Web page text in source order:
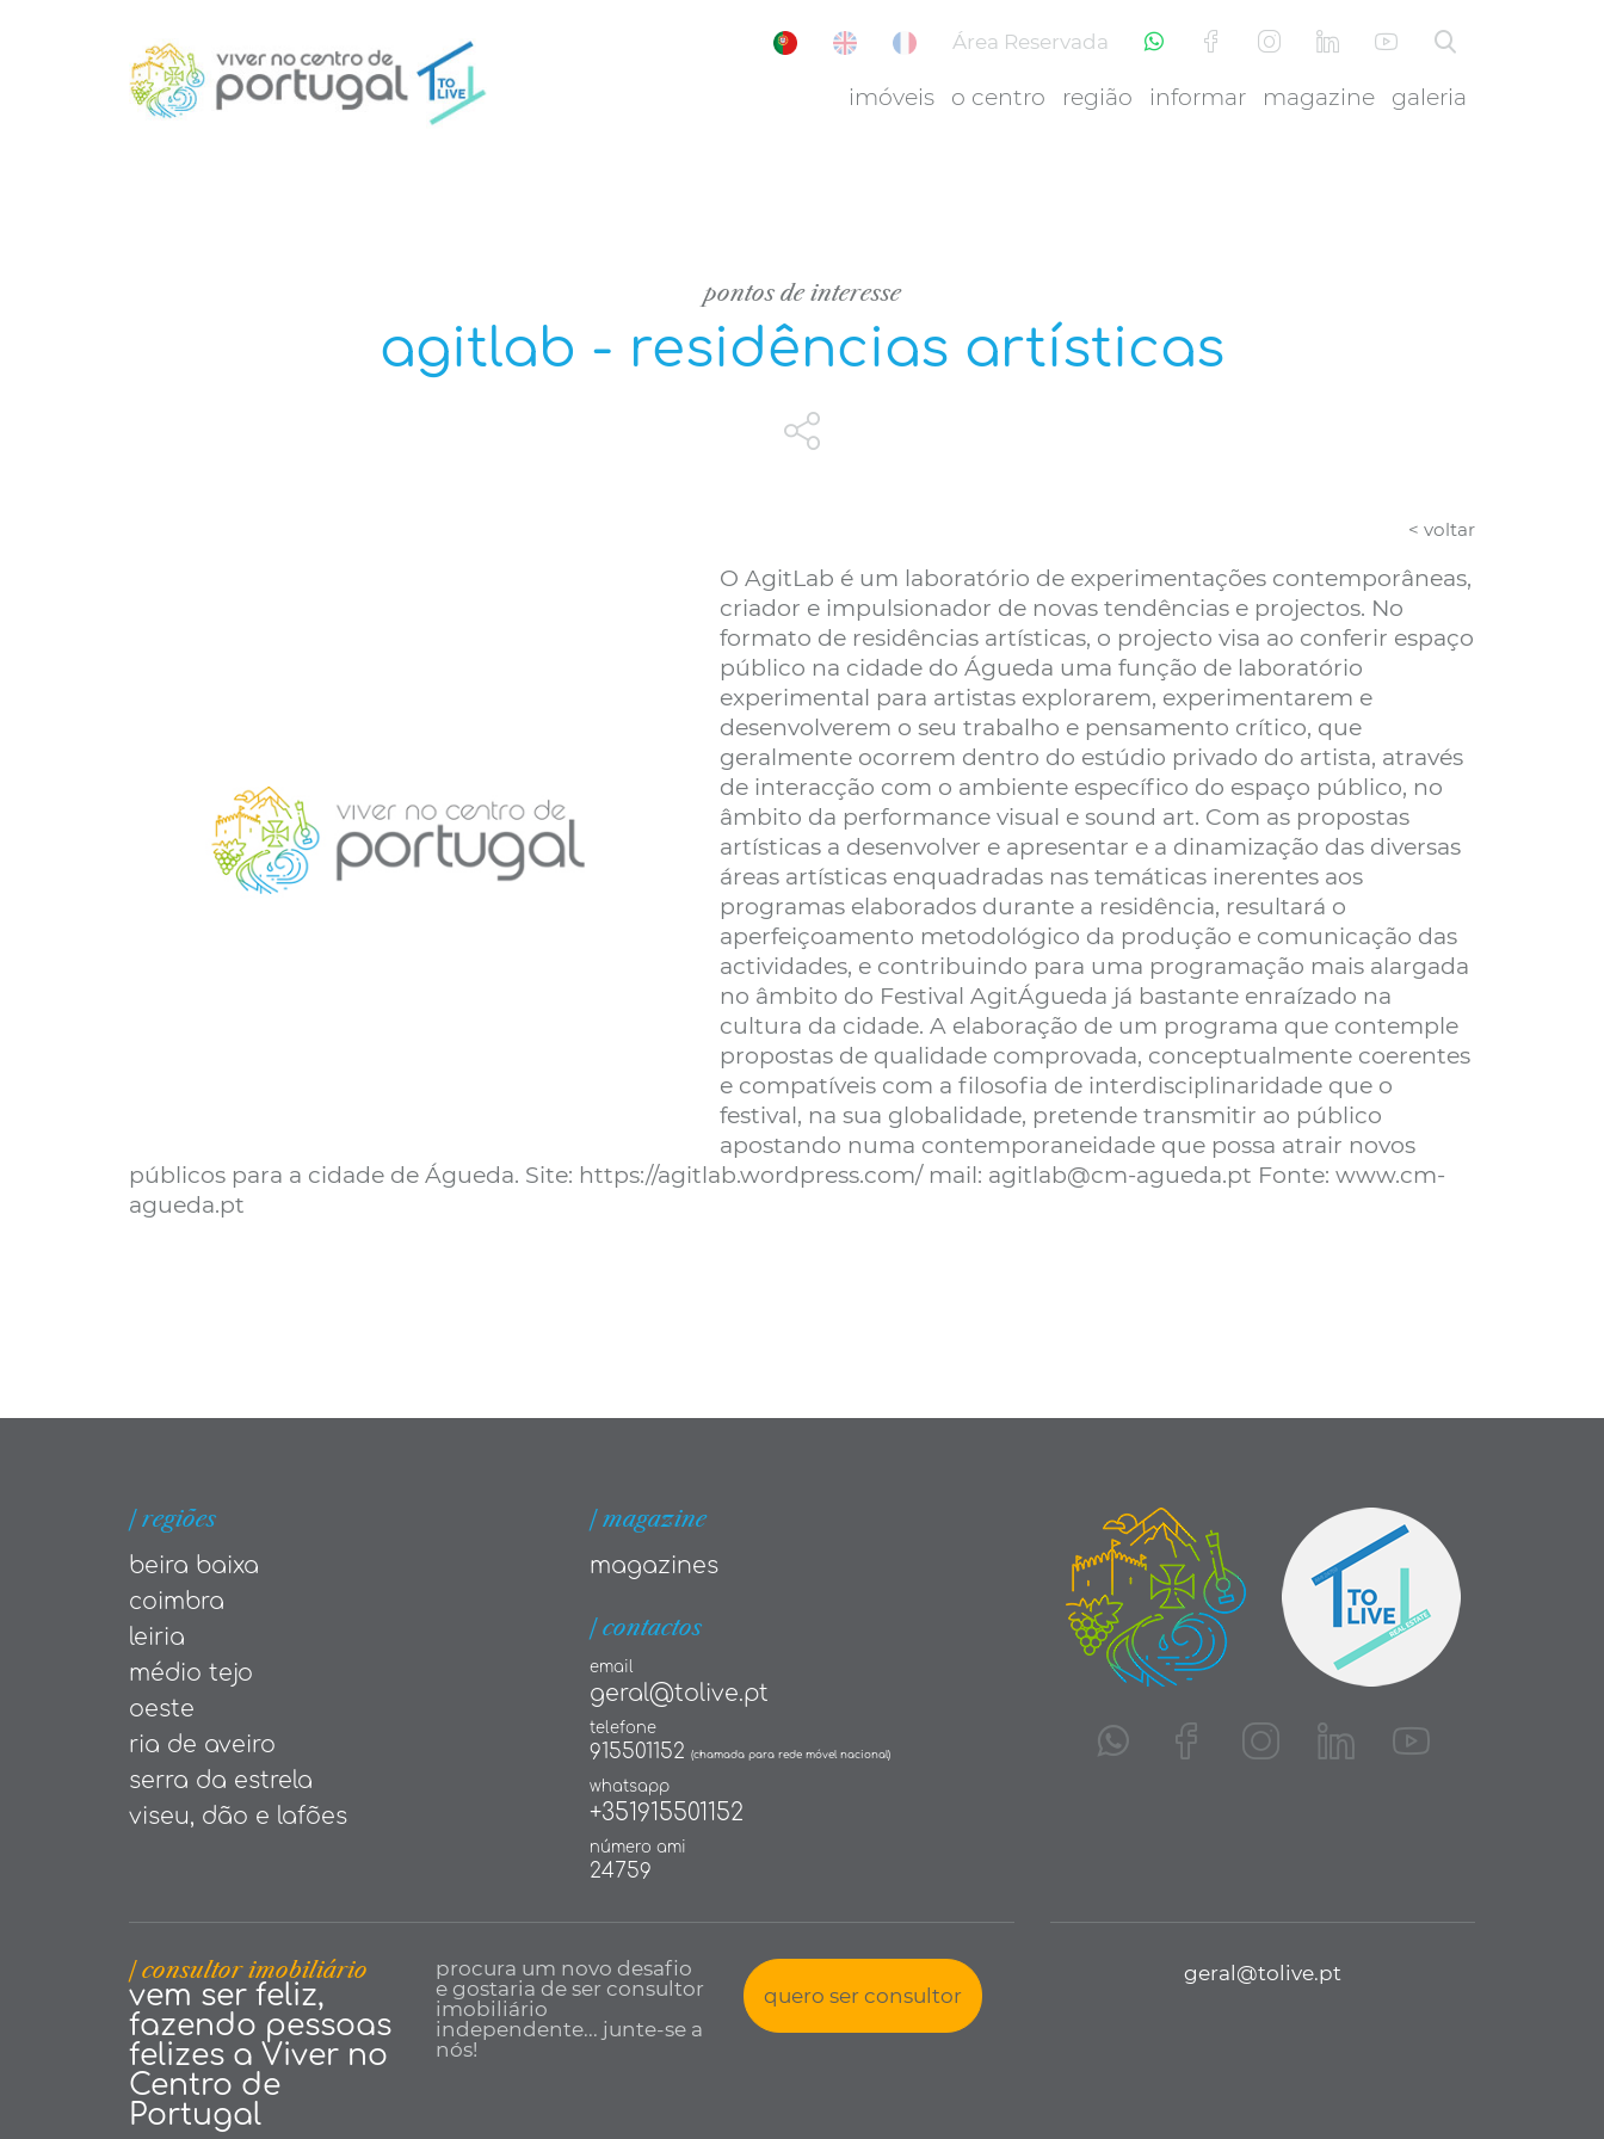
Área Reservada
imóveis o centro região informar magazine galeria
pontos de interesse
agitlab - residências artísticas
< voltar
O AgitLab é um laboratório de experimentações contemporâneas,
criador e impulsionador de novas tendências e projectos. No
formato de residências artísticas, o projecto visa ao conferir espaço
público na cidade do Águeda uma função de laboratório
experimental para artistas explorarem, experimentarem e
desenvolverem o seu trabalho e pensamento crítico, que
geralmente ocorrem dentro do estúdio privado do artista, através
de interacção com o ambiente específico do espaço público, no
âmbito da performance visual e sound art. Com as propostas
artísticas a desenvolver e apresentar e a dinamização das diversas
áreas artísticas enquadradas nas temáticas inerentes aos
programas elaborados durante a residência, resultará o
aperfeiçoamento metodológico da produção e comunicação das
actividades, e contribuindo para uma programação mais alargada
no âmbito do Festival AgitÁgueda já bastante enraízado na
cultura da cidade. A elaboração de um programa que contemple
propostas de qualidade comprovada, conceptualmente coerentes
e compatíveis com a filosofia de interdisciplinaridade que o
festival, na sua globalidade, pretende transmitir ao público
apostando numa contemporaneidade que possa atrair novos
públicos para a cidade de Águeda. Site: https://agitlab.wordpress.com/ mail: agitlab@cm-agueda.pt Fonte: www.cm-
agueda.pt
| regiões
beira baixa
coimbra
leiria
médio tejo
oeste
ria de aveiro
serra da estrela
viseu, dão e lafões
| magazine
magazines
| contactos
email
geral@tolive.pt
telefone
915501152 (chamada para rede móvel nacional)
whatsapp
+351915501152
número ami
24759
| consultor imobiliário
vem ser feliz,
fazendo pessoas
felizes a Viver no
Centro de
Portugal
procura um novo desafio
e gostaria de ser consultor
imobiliário
independente... junte-se a
nós!
quero ser consultor
geral@tolive.pt